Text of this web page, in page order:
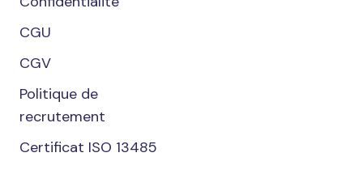
CGU
CGV
Politique de
recrutement
Certificat ISO 13485